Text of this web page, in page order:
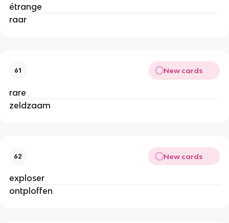
étrange
raar
61 New cards
rare
zeldzaam
62 New cards
exploser
ontploffen